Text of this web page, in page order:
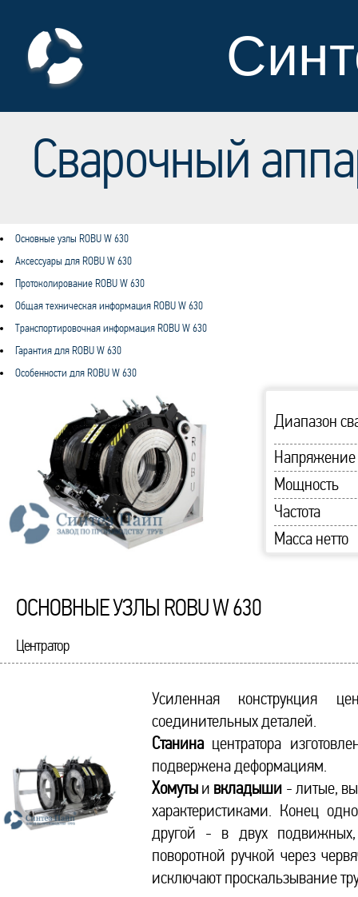
Сварочный
Основные узлы ROBU W 630
Аксессуары для ROBU W 630
Протоколирование ROBU W 630
Общая техническая информация ROBU W 630
Транспортировочная информация ROBU W 630
Гарантия для ROBU W 630
Особенности для ROBU W 630
Диапазон
Напряжение
Мощность
Частота
Масса нетто
ОСНОВНЫЕ УЗЛЫ ROBU W 630
Центратор
Усиленная конструкция
соединительных деталей.
Станинацентратора
подвержена деформациям.
Хомуты и вкладыши - литые,
характеристиками. Конец
другой - в двух подвижных,
поворотной ручкой через
исключают проскальзывание